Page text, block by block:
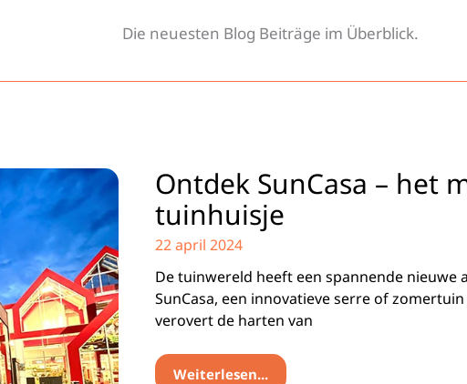
Die neuesten Blog Beiträge im Überblick.
Ontdek SunCasa – het
tuinhuisje
22 april 2024
De tuinwereld heeft een spannende nieuwe
SunCasa, een innovatieve serre of
verovert de harten van
Weiterlesen...